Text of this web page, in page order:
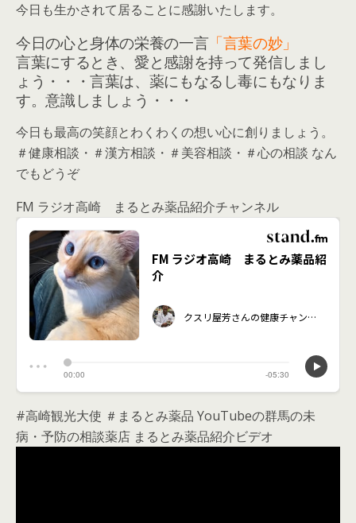
今日も生かされて居ることに感謝いたします。
今日の心と身体の栄養の一言「言葉の妙」
言葉にするとき、愛と感謝を持って発信しまし
ょう・・・言葉は、薬にもなるし毒にもなりま
す。意識しましょう・・・
今日も最高の笑顔とわくわくの想い心に創りましょう。
＃健康相談・＃漢方相談・＃美容相談・＃心の相談 なん
でもどうぞ
FM ラジオ高崎 まるとみ薬品紹介チャンネル
#高崎観光大使 ＃まるとみ薬品 YouTubeの群馬の未
病・予防の相談薬店 まるとみ薬品紹介ビデオ